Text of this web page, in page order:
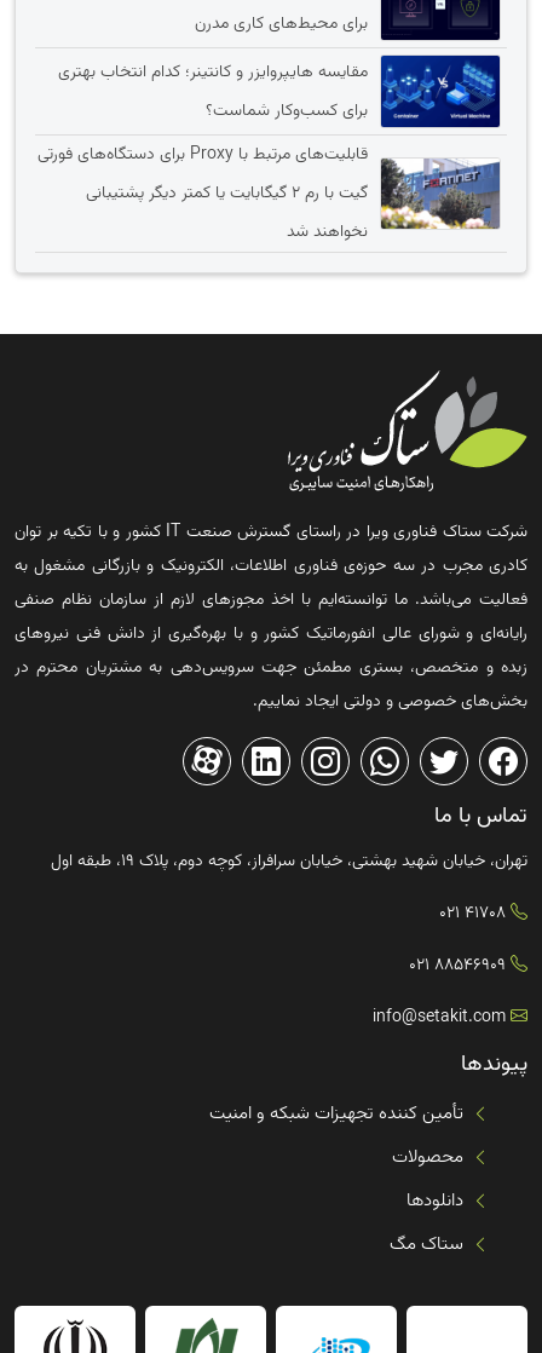
برای محیط‌های کاری مدرن
مقایسه هایپروایزر و کانتینر؛ کدام انتخاب بهتری
برای کسب‌وکار شماست؟
قابلیت‌های مرتبط با Proxy برای دستگاه‌های فورتی
گیت با رم 2 گیگابایت یا کمتر دیگر پشتیبانی
نخواهند شد
شرکت ستاک فناوری ویرا در راستای گسترش صنعت IT کشور و با تکیه بر توان
کادری مجرب در سه حوزه‌ی فناوری اطلاعات، الکترونیک و بازرگانی مشغول به
فعالیت می‌باشد. ما توانسته‌ایم با اخذ مجوزهای لازم از سازمان نظام صنفی
رایانه‌ای و شورای عالی انفورماتیک کشور و با بهره‌گیری از دانش فنی نیروهای
زبده و متخصص، بستری مطمئن جهت سرویس‌دهی به مشتریان محترم در
بخش‌های خصوصی و دولتی ایجاد نماییم.
تماس با ما
تهران، خیابان شهید بهشتی، خیابان سرافراز، کوچه دوم، پلاک ۱۹، طبقه اول
41708 021
88546909 021
info@setakit.com
پیوندها
تأمین کننده تجهیزات شبکه و امنیت
محصولات
دانلودها
ستاک مگ